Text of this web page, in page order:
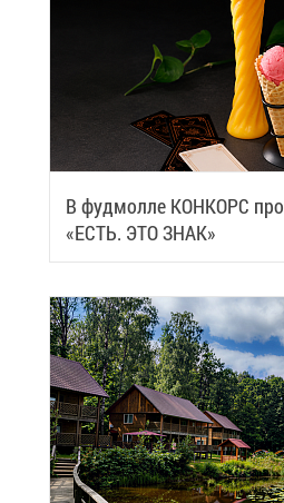
В фуд­мол­ле КОН­КОРС
«ЕСТЬ. ЭТО ЗНАК»